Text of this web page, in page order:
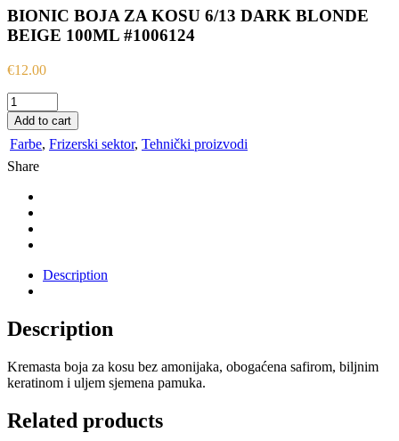
BIONIC BOJA ZA KOSU 6/13 DARK BLONDE
BEIGE 100ML #1006124
€12.00
BIONIC
BOJA
ZA
KOSU
6/13
BLONDE
BEIGE
100ML
#1006124
Add to cart
Farbe, Frizerski sektor, Tehnički proizvodi
Share
Description
Description
Kremasta boja za kosu bez amonijaka, obogaćena safirom, biljnim
keratinom i uljem sjemena pamuka.
Related products